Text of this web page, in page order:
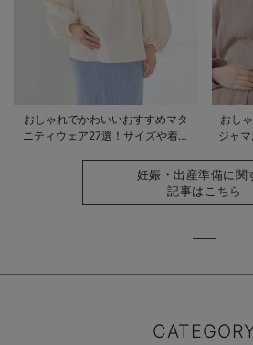
おしゃれでかわいいおすすめマタ
ニティウェア27選！サイズや着る
おし
ジャ
妊娠・出産準備に関
記事はこちら